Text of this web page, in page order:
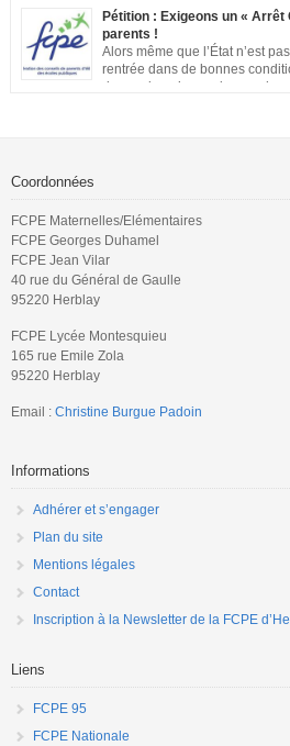
importantes : établissements qui ne
distanciel inexistants, manque de
pétition ici
Pétition : Exigeons un « Arrêt
parents !
Alors même que l’État n’est
rentrée dans de bonnes
demande qu’une prise en
Coordonnées
FCPE Maternelles/Elémentaires
FCPE Georges Duhamel
FCPE Jean Vilar
40 rue du Général de Gaulle
95220 Herblay
FCPE Lycée Montesquieu
165 rue Emile Zola
95220 Herblay
Email : Christine Burgue Padoin
Informations
Adhérer et s’engager
Plan du site
Mentions légales
Contact
Inscription à la Newsletter de la FCPE
Liens
FCPE 95
FCPE Nationale